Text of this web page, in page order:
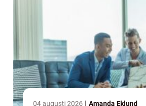
04 augusti 2026 Amanda Eklund